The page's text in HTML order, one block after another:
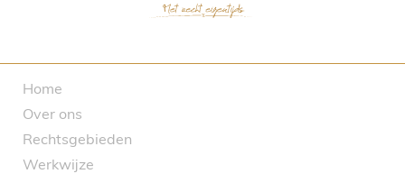
Home
Over ons
Rechtsgebieden
Werkwijze